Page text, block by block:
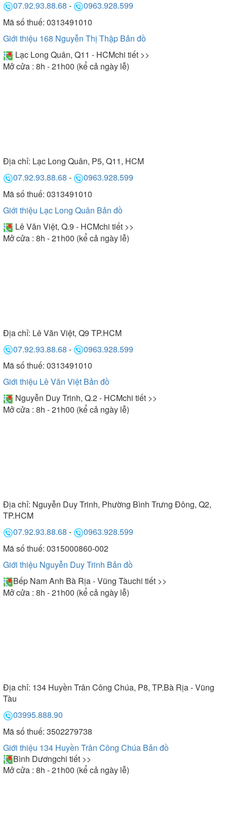
được sản phẩm ưng ý.
- Giao hàng nhanh chóng tận nhà trên toàn quốc,
hỗ trợ lắp đặt miễn phí tùy khu vực
Gọi ngay Hotline để được hỗ trợ tư vấn nhanh
chóng hoặc đến trực tiếp Showroom để được trải
07.92.93.88.68 -
0963.928.599
Mã số thuế: 0313491010
Giới thiệu 168 Nguyễn Thị Thập Bản đồ
Lạc Long Quân, Q11 - HCMchi tiết >>
Mở cửa : 8h - 21h00 (kể cả ngày lễ)
Địa chỉ: Lạc Long Quân, P5, Q11, HCM
07.92.93.88.68 -
0963.928.599
Mã số thuế: 0313491010
Giới thiệu Lạc Long Quân Bản đồ
Lê Văn Việt, Q.9 - HCMchi tiết >>
Mở cửa : 8h - 21h00 (kể cả ngày lễ)
Địa chỉ: Lê Văn Việt, Q9 TP.HCM
07.92.93.88.68 -
0963.928.599
Mã số thuế: 0313491010
Giới thiệu Lê Văn Việt Bản đồ
Nguyễn Duy Trinh, Q.2 - HCMchi tiết >>
Mở cửa : 8h - 21h00 (kể cả ngày lễ)
Địa chỉ: Nguyễn Duy Trinh, Phường Bình Trưng Đông, Q2,
TP.HCM
07.92.93.88.68 -
0963.928.599
Mã số thuế: 0315000860-002
Giới thiệu Nguyễn Duy Trinh Bản đồ
Bếp Nam Anh Bà Rịa - Vũng Tàuchi tiết >>
Mở cửa : 8h - 21h00 (kể cả ngày lễ)
Địa chỉ: 134 Huyền Trân Công Chúa, P8, TP.Bà Rịa - Vũng
Tàu
03995.888.90
Mã số thuế: 3502279738
Giới thiệu 134 Huyền Trân Công Chúa Bản đồ
Bình Dươngchi tiết >>
Mở cửa : 8h - 21h00 (kể cả ngày lễ)